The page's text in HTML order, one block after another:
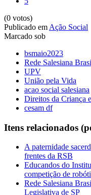
(0 votos)
Publicado em Ação Social
Marcado sob
bsmaio2023
Rede Salesiana
UPV
União pela Vida
acao social salesiana
Direitos da Criança
cesam df
Itens relacionados
A paternidade
frentes da RSB
Educandos do
competição de
Rede Salesiana
Legislativa de SP